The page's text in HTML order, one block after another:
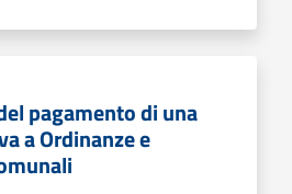
pagamento di una
a Ordinanze e